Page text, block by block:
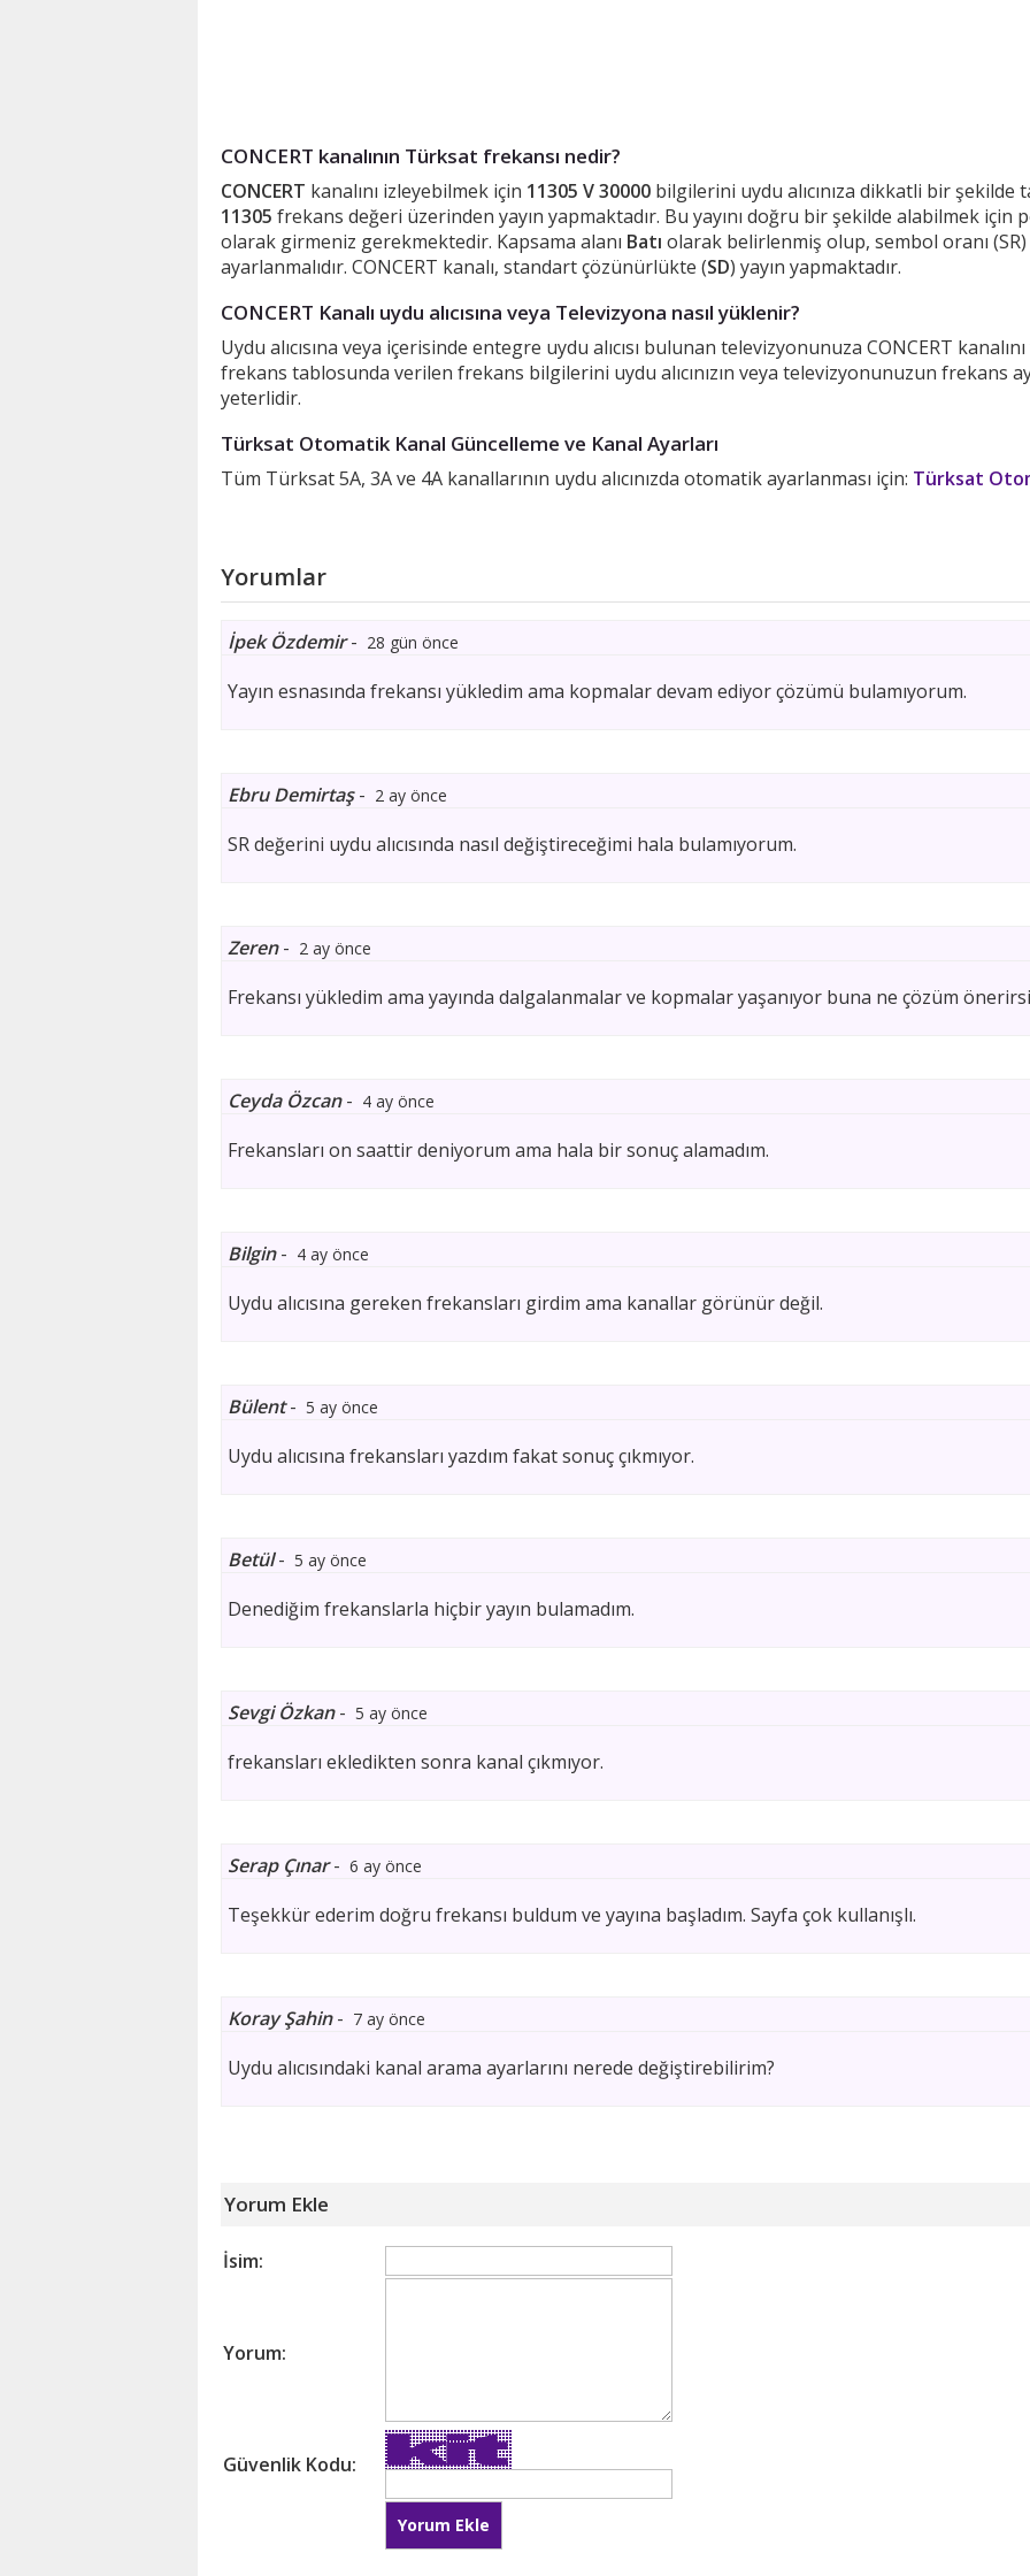
CONCERT kanalının Türksat frekansı nedir?
CONCERT kanalını izleyebilmek için 11305 V 30000 bilgilerini uydu alıcınıza dikkatli bir şekilde
11305 frekans değeri üzerinden yayın yapmaktadır. Bu yayını doğru bir şekilde alabilmek için
olarak girmeniz gerekmektedir. Kapsama alanı Batı olarak belirlenmiş olup, sembol oranı (SR)
ayarlanmalıdır. CONCERT kanalı, standart çözünürlükte (SD) yayın yapmaktadır.
CONCERT Kanalı uydu alıcısına veya Televizyona nasıl yüklenir?
Uydu alıcısına veya içerisinde entegre uydu alıcısı bulunan televizyonunuza CONCERT
frekans tablosunda verilen frekans bilgilerini uydu alıcınızın veya televizyonunuzun frekans
yeterlidir.
Türksat Otomatik Kanal Güncelleme ve Kanal Ayarları
Tüm Türksat 5A, 3A ve 4A kanallarının uydu alıcınızda otomatik ayarlanması için: Türksat
Yorumlar
İpek Özdemir- 28 gün önce
Yayın esnasında frekansı yükledim ama kopmalar devam ediyor çözümü bulamıyorum.
Ebru Demirtaş- 2 ay önce
SR değerini uydu alıcısında nasıl değiştireceğimi hala bulamıyorum.
Zeren- 2 ay önce
Frekansı yükledim ama yayında dalgalanmalar ve kopmalar yaşanıyor buna ne çözüm
Ceyda Özcan- 4 ay önce
Frekansları on saattir deniyorum ama hala bir sonuç alamadım.
Bilgin- 4 ay önce
Uydu alıcısına gereken frekansları girdim ama kanallar görünür değil.
Bülent- 5 ay önce
Uydu alıcısına frekansları yazdım fakat sonuç çıkmıyor.
Betül- 5 ay önce
Denediğim frekanslarla hiçbir yayın bulamadım.
Sevgi Özkan- 5 ay önce
frekansları ekledikten sonra kanal çıkmıyor.
Serap Çınar- 6 ay önce
Teşekkür ederim doğru frekansı buldum ve yayına başladım. Sayfa çok kullanışlı.
Koray Şahin- 7 ay önce
Uydu alıcısındaki kanal arama ayarlarını nerede değiştirebilirim?
Yorum Ekle
İsim:
Yorum:
Güvenlik Kodu: